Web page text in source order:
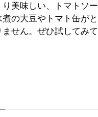
美味しい、トマトソ
の大豆やトマト缶が
せん。ぜひ試してみて